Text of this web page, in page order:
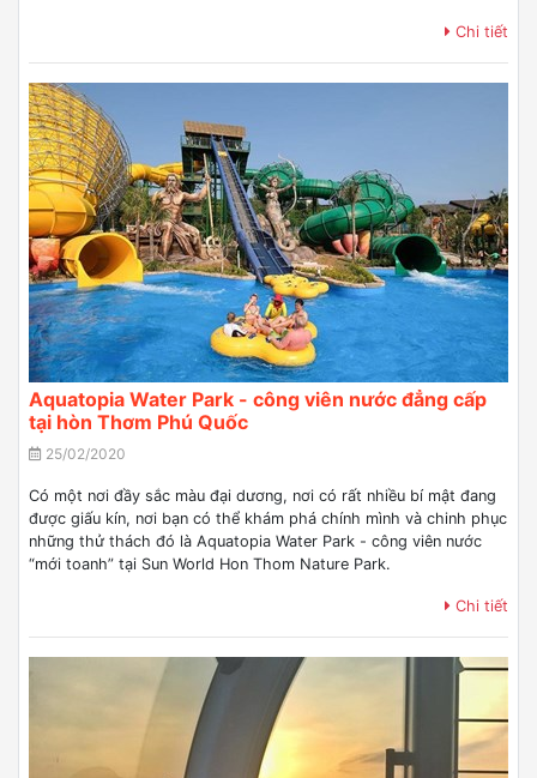
Chi tiết
Aquatopia Water Park - công viên nước đẳng cấp
tại hòn Thơm Phú Quốc
25/02/2020
Có một nơi đầy sắc màu đại dương, nơi có rất nhiều bí mật đang
được giấu kín, nơi bạn có thể khám phá chính mình và chinh phục
những thử thách đó là Aquatopia Water Park - công viên nước
“mới toanh” tại Sun World Hon Thom Nature Park.
Chi tiết